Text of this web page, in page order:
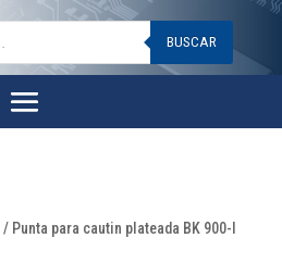
BUSCAR
/ Punta para cautin plateada BK 900-I